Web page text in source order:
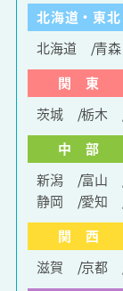
北海道・東北
北海道
青森
関 東
茨城
栃木
中 部
新潟
富山
静岡
愛知
関 西
滋賀
京都